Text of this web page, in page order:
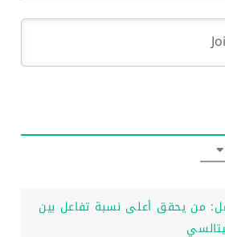
الصوت سيد المحتوى في